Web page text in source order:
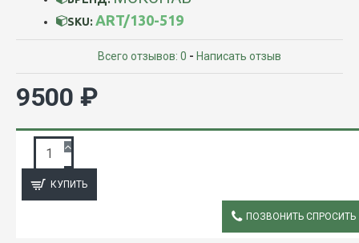
SKU: ART/130-519
Всего отзывов: 0 - Написать отзыв
9500 ₽
КУПИТЬ
ПОЗВОНИТЬ СПРОСИТЬ